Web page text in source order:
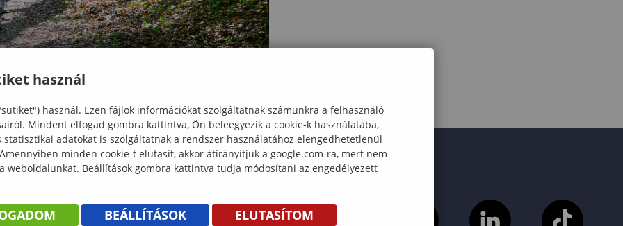
használ
használ. Ezen fájlok információkat szolgáltatnak számunkra a felhasználó
Mindent elfogad gombra kattintva, Ön beleegyezik a cookie-k használatába,
statisztikai adatokat is szolgáltatnak a rendszer használatához elengedhetetlenül
minden cookie-t elutasít, akkor átirányítjuk a google.com-ra, mert nem
weboldalunkat. Beállítások gombra kattintva tudja módosítani az engedélyezett
BEÁLLÍTÁSOK ELUTASÍTOM